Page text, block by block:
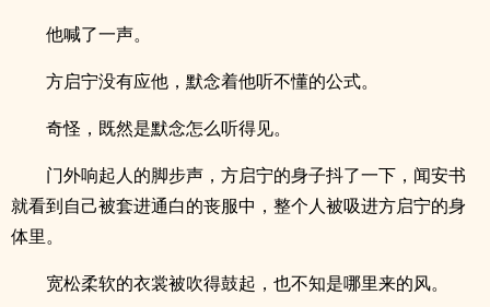
他喊了一声。
方启宁没有应他，默念着他听不懂的公式。
奇怪，既然是默念怎么听得见。
门外响起人的脚步声，方启宁的身子抖了一下，闻安书
就看到自己被套进通白的丧服中，整个人被吸进方启宁的身
体里。
宽松柔软的衣裳被吹得鼓起，也不知是哪里来的风。